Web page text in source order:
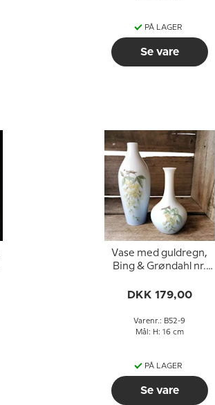
PÅ LAGER
Se vare
Vase med guldregn,
Bing & Grøndahl nr.
DKK 179,00
Varenr.: B52-9
Mål: H: 16 cm
PÅ LAGER
Se vare